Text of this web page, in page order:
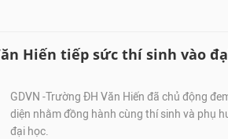
Hiến tiếp sức thí sinh vào
GDVN -Trường ĐH Văn Hiến đã chủ động
diện nhằm đồng hành cùng thí sinh và phụ
đại học.